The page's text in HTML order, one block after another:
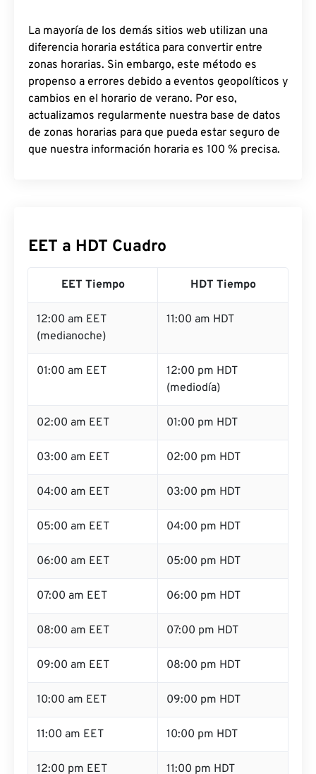
La mayoría de los demás sitios web utilizan una
diferencia horaria estática para convertir entre
zonas horarias. Sin embargo, este método es
propenso a errores debido a eventos geopolíticos y
cambios en el horario de verano. Por eso,
actualizamos regularmente nuestra base de datos
de zonas horarias para que pueda estar seguro de
que nuestra información horaria es 100 % precisa.
EET a HDT Cuadro
EET Tiempo HDT Tiempo
12:00 am EET
(medianoche)
11:00 am HDT
01:00 am EET
12:00 pm HDT
(mediodía)
02:00 am EET 01:00 pm HDT
03:00 am EET 02:00 pm HDT
04:00 am EET 03:00 pm HDT
05:00 am EET 04:00 pm HDT
06:00 am EET 05:00 pm HDT
07:00 am EET 06:00 pm HDT
08:00 am EET 07:00 pm HDT
09:00 am EET 08:00 pm HDT
10:00 am EET 09:00 pm HDT
11:00 am EET 10:00 pm HDT
12:00 pm EET 11:00 pm HDT